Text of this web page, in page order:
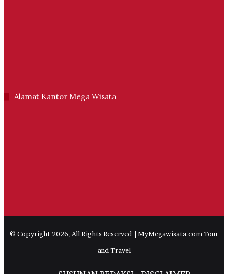
Alamat Kantor Mega Wisata
© Copyright 2026, All Rights Reserved | MyMegawisata.com Tour
and Travel